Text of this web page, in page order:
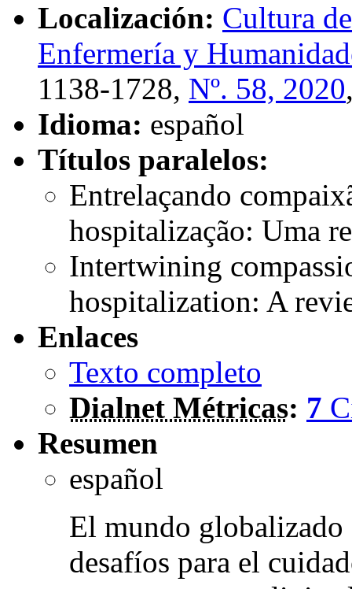
Localización: Cultura
Enfermería y
1138-1728, Nº. 58, 2020
Idioma: español
Títulos paralelos:
Entrelaçando
hospitalização: Uma
Intertwining
hospitalization: A
Enlaces
Texto completo
Dialnet Métricas: 7
Resumen
español
El mundo globalizado
desafíos para el